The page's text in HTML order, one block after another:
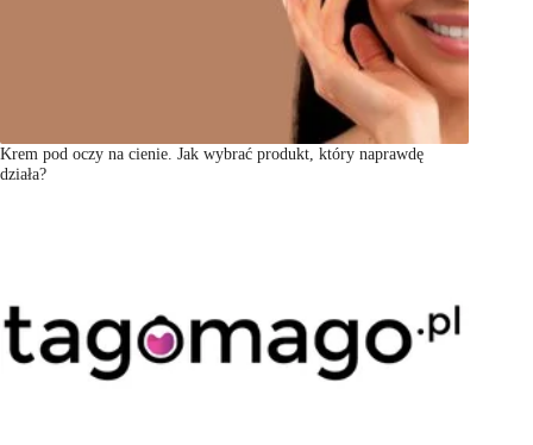
Krem pod oczy na cienie. Jak wybrać produkt, który naprawdę
działa?